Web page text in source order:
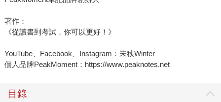
著作：
《從讀書到考試，你可以更好！》
YouTube、Facebook、Instagram：未秧Winter
個人品牌PeakMoment：https://www.peaknotes.net
目錄